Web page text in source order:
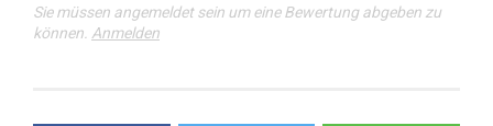
Sie müssen angemeldet sein um eine Bewertung abgeben zu
können. Anmelden